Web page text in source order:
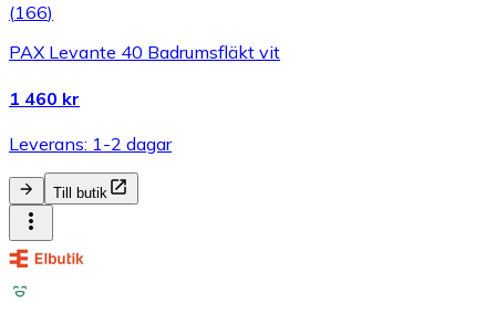
(166)
PAX Levante 40 Badrumsfläkt vit
1 460 kr
Leverans: 1-2 dagar
Till butik